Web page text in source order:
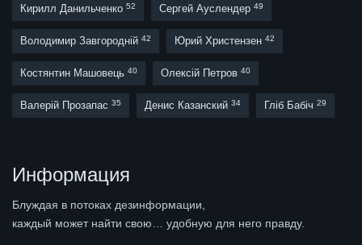
Кирилл Данильченко 52 Сергей Ауслендер 49
Володимир Завгородній 42 Юрий Христензен 42
Костянтин Машовець 40 Олексій Петров 40
Валерій Прозапас 35 Денис Казанский 34 Гліб Бабіч 29
Информация
Блуждая в потоках дезинформации,
каждый может найти свою… удобную для него правду.